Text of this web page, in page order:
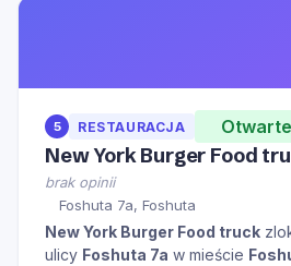
5 RESTAURACJA
New York Burger Food
brak opinii
Foshuta 7a, Foshuta
New York Burger Food truck
ulicy Foshuta 7a w mieście